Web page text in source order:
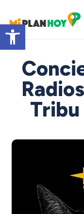
Abrir barra de herramientas